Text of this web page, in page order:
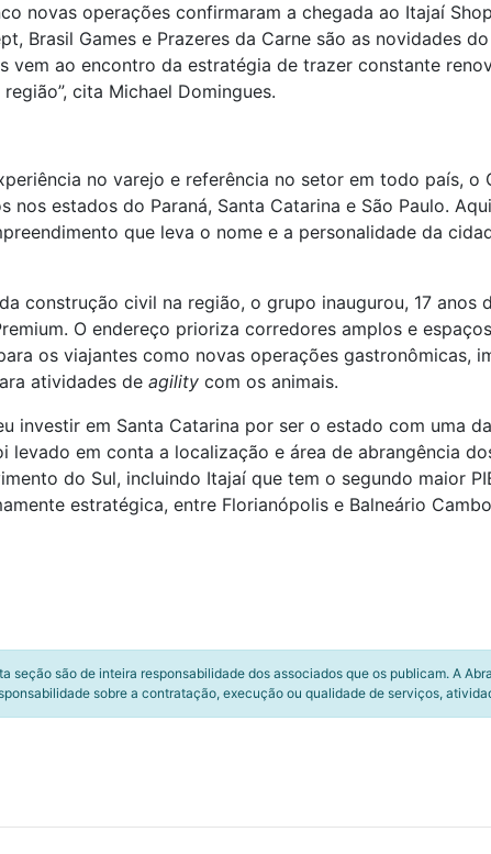
novas operações confirmaram a chegada ao Itajaí
Brasil Games e Prazeres da Carne são as novidades
vem ao encontro da estratégia de trazer constante
cita Michael Domingues.
no varejo e referência no setor em todo país, o
nos estados do Paraná, Santa Catarina e São Paulo.
que leva o nome e a personalidade da
construção civil na região, o grupo inaugurou, 17 anos
O endereço prioriza corredores amplos e
os viajantes como novas operações gastronômicas,
atividades de agility com os animais.
investir em Santa Catarina por ser o estado com uma
em conta a localização e área de abrangência
do Sul, incluindo Itajaí que tem o segundo maior
estratégica, entre Florianópolis e Balneário
seção são de inteira responsabilidade dos associados que os publicam. A
sobre a contratação, execução ou qualidade de serviços,